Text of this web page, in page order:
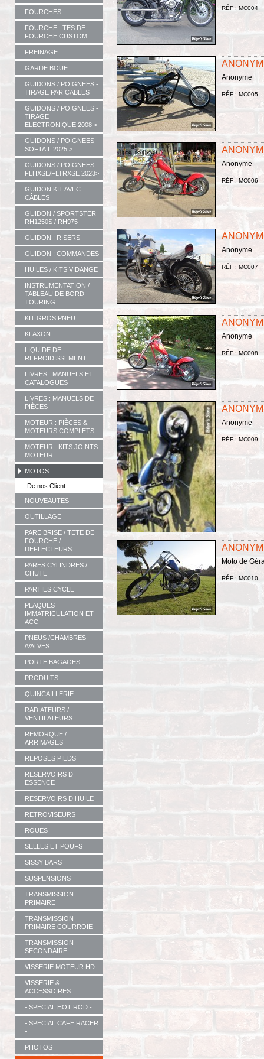
FOURCHES
FOURCHE : TES DE
FOURCHE CUSTOM
FREINAGE
GARDE BOUE
GUIDONS / POIGNEES -
TIRAGE PAR CABLES
GUIDONS / POIGNEES -
TIRAGE
ELECTRONIQUE 2008 >
GUIDONS / POIGNEES -
SOFTAIL 2025 >
GUIDONS / POIGNEES -
FLHXSE/FLTRXSE 2023>
GUIDON KIT AVEC
CÂBLES
GUIDON / SPORTSTER
RH1250S / RH975
GUIDON : RISERS
GUIDON : COMMANDES
HUILES / KITS VIDANGE
INSTRUMENTATION /
TABLEAU DE BORD
TOURING
KIT GROS PNEU
KLAXON
LIQUIDE DE
REFROIDISSEMENT
LIVRES : MANUELS ET
CATALOGUES
LIVRES : MANUELS DE
PIÈCES
MOTEUR : PIÈCES &
MOTEURS COMPLETS
MOTEUR : KITS JOINTS
MOTEUR
MOTOS
De nos Client ...
NOUVEAUTES
OUTILLAGE
PARE BRISE / TETE DE
FOURCHE /
DEFLECTEURS
PARES CYLINDRES /
CHUTE
PARTIES CYCLE
PLAQUES
IMMATRICULATION ET
ACC
PNEUS /CHAMBRES
/VALVES
PORTE BAGAGES
PRODUITS
QUINCAILLERIE
RADIATEURS /
VENTILATEURS
REMORQUE /
ARRIMAGES
REPOSES PIEDS
RESERVOIRS D
ESSENCE
RESERVOIRS D HUILE
RETROVISEURS
ROUES
SELLES ET POUFS
SISSY BARS
SUSPENSIONS
TRANSMISSION
PRIMAIRE
TRANSMISSION
PRIMAIRE COURROIE
TRANSMISSION
SECONDAIRE
VISSERIE MOTEUR HD
VISSERIE &
ACCESSOIRES
- SPECIAL HOT ROD -
- SPECIAL CAFE RACER
-
PHOTOS
RÉF : MC004
Anonyme
RÉF : MC005
Anonyme
RÉF : MC006
Anonyme
RÉF : MC007
Anonyme
RÉF : MC008
Anonyme
RÉF : MC009
Moto de
RÉF : MC010